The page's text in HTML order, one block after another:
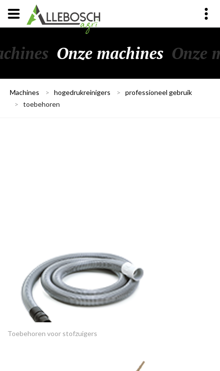
Onze machines Onze
Machines > hogedrukreinigers > professioneel gebruik
> toebehoren
Toebehoren voor stofzuigers